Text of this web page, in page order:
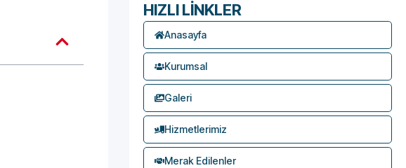
HIZLI LİNKLER
Anasayfa
Kurumsal
Galeri
Hizmetlerimiz
Merak Edilenler